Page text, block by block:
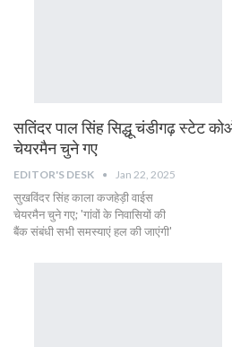
सतिंदर पाल सिंह सिद्धू चंडीगढ़ स्टेट
चेयरमैन चुने गए
EDITOR'S DESK Jan 22, 2025
सुखविंदर सिंह काला कजहेड़ी वाईस
चेयरमैन चुने गए; 'गांवों के निवासियों की
बैंक संबंधी सभी समस्याएं हल की जाएंगी'